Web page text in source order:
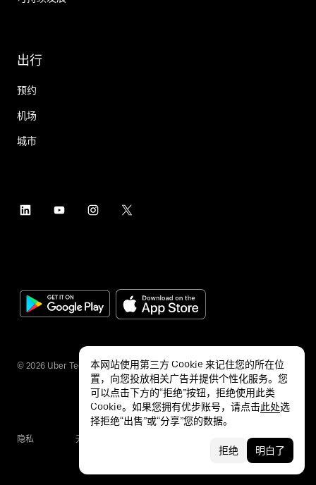
出行
预约
机场
城市
© 2026 Uber Technologies Inc.
隐私 无障碍服务
本网站使用第三方 Cookie 来记住您的所在位
置，向您投放相关广告并提供个性化服务。您
可以点击下方的“拒绝”按钮，拒绝使用此类
Cookie。如果您拥有优步账号，请点击此处选
择拒绝“出售”或“分享”您的数据。
拒绝 明白了